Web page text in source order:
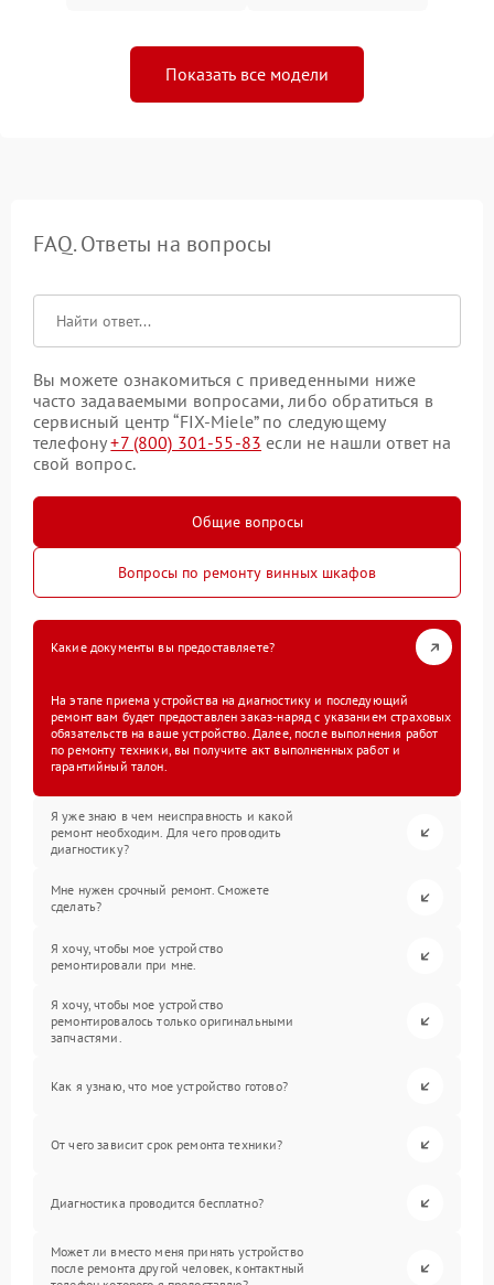
Показать все модели
FAQ. Ответы на вопросы
Вы можете ознакомиться с приведенными ниже
часто задаваемыми вопросами, либо обратиться в
сервисный центр “FIX-Miele” по следующему
телефону+7 (800) 301-55-83 если не нашли ответ на
свой вопрос.
Общие вопросы
Вопросы по ремонту винных шкафов
Какие документы вы предоставляете?
На этапе приема устройства на диагностику и последующий
ремонт вам будет предоставлен заказ-наряд с указанием страховых
обязательств на ваше устройство. Далее, после выполнения работ
по ремонту техники, вы получите акт выполненных работ и
гарантийный талон.
Я уже знаю в чем неисправность и какой
ремонт необходим. Для чего проводить
диагностику?
Мне нужен срочный ремонт. Сможете
сделать?
Я хочу, чтобы мое устройство
ремонтировали при мне.
Я хочу, чтобы мое устройство
ремонтировалось только оригинальными
запчастями.
Как я узнаю, что мое устройство готово?
От чего зависит срок ремонта техники?
Диагностика проводится бесплатно?
Может ли вместо меня принять устройство
после ремонта другой человек, контактный